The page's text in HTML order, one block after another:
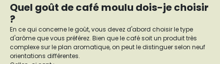
Quel goût de café moulu dois-je choisir
?
En ce qui concerne le goût, vous devez d'abord choisir le type
d'arôme que vous préférez. Bien que le café soit un produit très
complexe sur le plan aromatique, on peut le distinguer selon neuf
orientations différentes.